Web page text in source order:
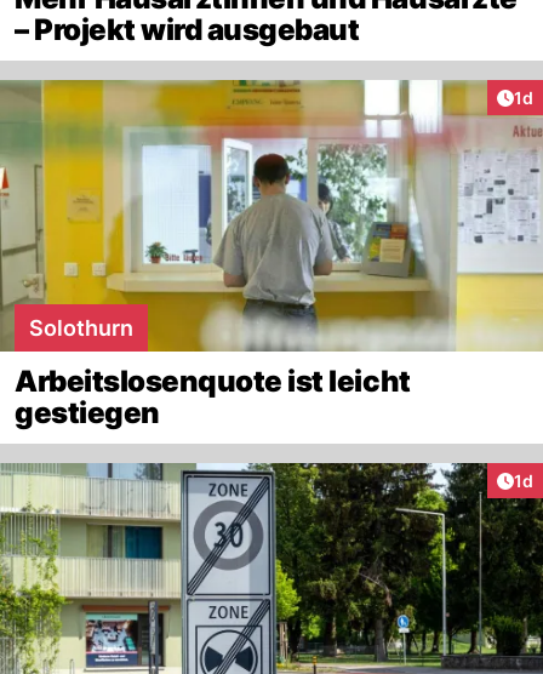
– Projekt wird ausgebaut
1d
Solothurn
Arbeitslosenquote ist leicht
gestiegen
1d